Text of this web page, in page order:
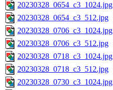
20230328_0654_c3_1024.jpg
20230328_0654_c3_512.jpg
20230328_0706_c3_1024.jpg
20230328_0706_c3_512.jpg
20230328_0718_c3_1024.jpg
20230328_0718_c3_512.jpg
20230328_0730_c3_1024.jpg